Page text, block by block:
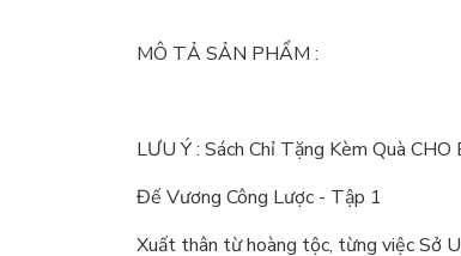
MÔ TẢ SẢN PHẨM :
LƯU Ý : Sách Chỉ Tặng Kèm Quà
Đế Vương Công Lược - Tập 1
Xuất thân từ hoàng tộc, từng việc Sở